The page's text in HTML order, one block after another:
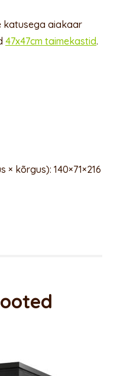
katusega aiakaar
47x47cm taimekastid.
kõrgus): 140×71×216